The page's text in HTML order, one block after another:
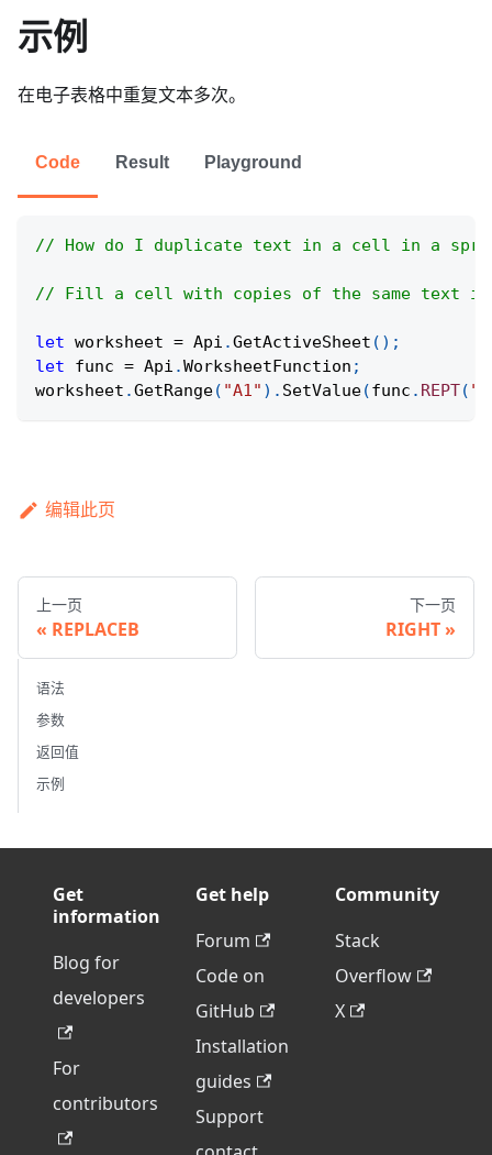
示例
在电子表格中重复文本多次。
Code Result Playground
// How do I duplicate text in a cell in a
// Fill a cell with copies of the same text in
let worksheet = Api .GetActiveSheet ( ) ;
let func = Api .WorksheetFunction ;
worksheet .GetRange( "A1" ) . SetValue(func . REPT(
编辑此页
上一页
REPLACEB
下一页
RIGHT
语法
参数
返回值
示例
Get
information
Blog for
developers
For
contributors
Get help
Forum
Code on
GitHub
Installation
guides
Support
Community
Stack
Overflow
X